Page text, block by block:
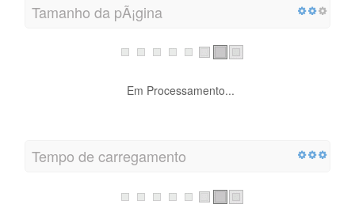
Tamanho da pÃ¡gina
Em Processamento...
Tempo de carregamento